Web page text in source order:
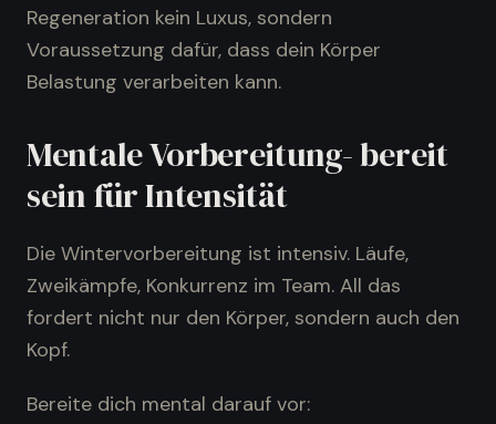
Regeneration kein Luxus, sondern
Voraussetzung dafür, dass dein Körper
Belastung verarbeiten kann.
Mentale Vorbereitung- bereit
sein für Intensität
Die Wintervorbereitung ist intensiv. Läufe,
Zweikämpfe, Konkurrenz im Team. All das
fordert nicht nur den Körper, sondern auch den
Kopf.
Bereite dich mental darauf vor: